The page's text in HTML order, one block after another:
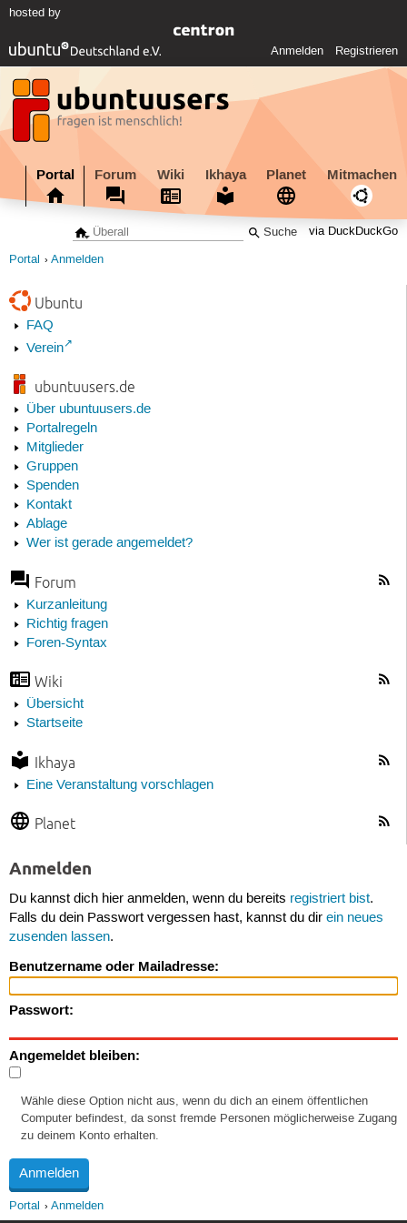
hosted by
Anmelden Registrieren
Portal Forum Wiki Ikhaya Planet Mitmachen
via DuckDuckGo
Portal Anmelden
Ubuntu
FAQ
Verein
ubuntuusers.de
Über ubuntuusers.de
Portalregeln
Mitglieder
Gruppen
Spenden
Kontakt
Ablage
Wer ist gerade angemeldet?
Forum
Kurzanleitung
Richtig fragen
Foren-Syntax
Wiki
Übersicht
Startseite
Ikhaya
Eine Veranstaltung vorschlagen
Planet
Anmelden
Du kannst dich hier anmelden, wenn du bereits registriert bist.
Falls du dein Passwort vergessen hast, kannst du dir ein neues
zusenden lassen.
Benutzername oder Mailadresse:
Passwort:
Angemeldet bleiben:
Wähle diese Option nicht aus, wenn du dich an einem öffentlichen
Computer befindest, da sonst fremde Personen möglicherweise Zugang
zu deinem Konto erhalten.
Portal Anmelden